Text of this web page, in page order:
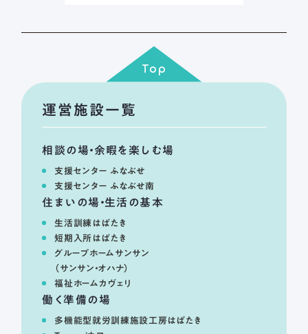
Top
運営施設一覧
相談の場・余暇を楽しむ場
支援センター ふなぶせ
支援センター ふなぶせ南
住まいの場・生活の基本
生活訓練はばたき
短期入所はばたき
グループホームサンサン
（サンサン・オハナ）
福祉ホームカヴェリ
働く準備の場
多機能型就労訓練施設工房はばたき